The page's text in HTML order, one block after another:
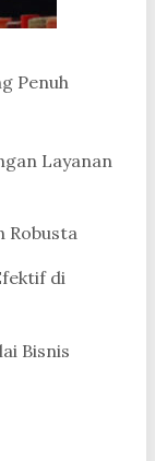
Penuh
Layanan
Robusta
di
Bisnis